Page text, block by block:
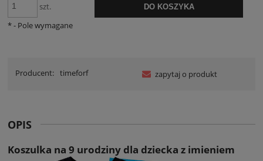
szt. DO KOSZYKA
*- Pole wymagane
Producent: timeforf zapytaj o produkt
OPIS
Koszulka na 9 urodziny dla dziecka z imieniem